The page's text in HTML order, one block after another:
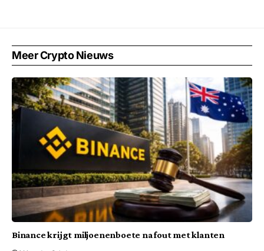
Meer Crypto Nieuws
Binance krijgt miljoenenboete na fout met klanten